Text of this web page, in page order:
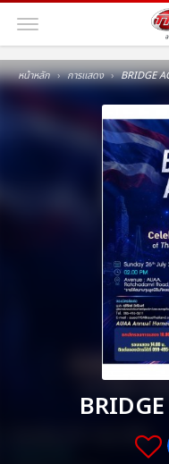
หน้าหลัก การแสดง BRIDGE